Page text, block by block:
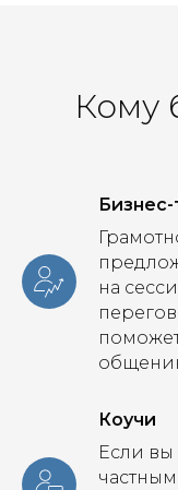
Кому
на
Коучи
Если вы